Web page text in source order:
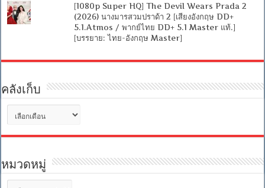
[1080p Super HQ] The Devil Wears Prada 2
(2026) นางมารสวมปราด้า 2 [เสียงอังกฤษ DD+
5.1.Atmos / พากย์ไทย DD+ 5.1 Master แท้.]
[บรรยาย: ไทย-อังกฤษ Master]
คลังเก็บ
เก็บ
หมวดหมู่